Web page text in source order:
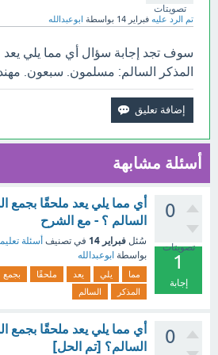
تصويتات
تم الرد عليه فبراير 14 بواسطة ابوعبدالله
سوف تجد إجابة سؤال أي مما يلي يعد
المذكر السالم: مسلمون. سبعون.
أسئلة مشابهة
0
تصويتات
1
إجابة
أي مما يلي يعد ملحقًا بجمع
السالم ؟ - مع الشرح
سُئل فبراير 14 في تصنيف أسئلة
بواسطة ابوعبدالله
مما يلي يعد ملحقًا
بجمع
المذكر
السالم
0
أي مما يلي يعد ملحقًا بجمع
السالم؟ [تم الحل]